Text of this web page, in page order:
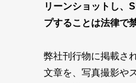
リーンショットし、
プすることは法律で
弊社刊行物に掲載さ
文章を、写真撮影や